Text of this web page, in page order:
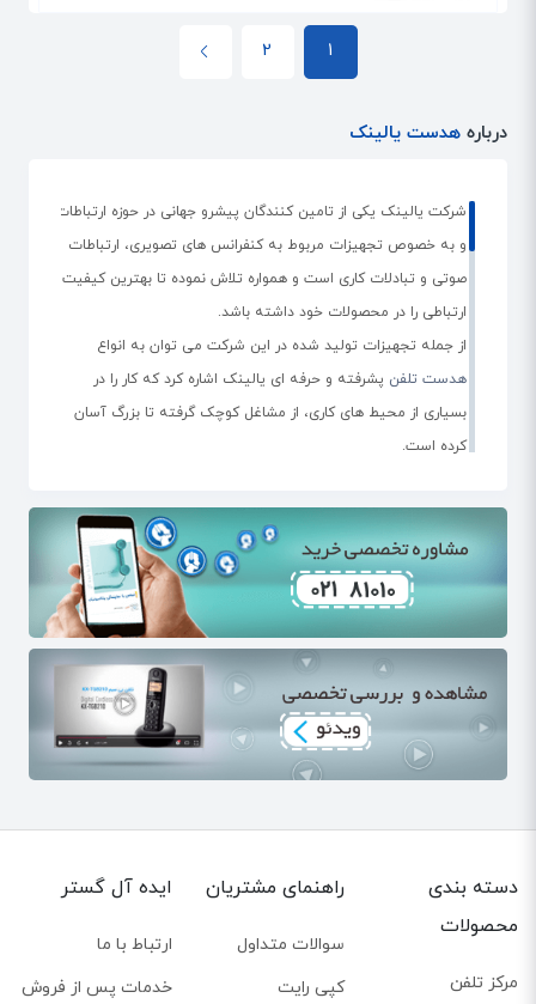
1
2
درباره هدست یالینک
شرکت یالینک یکی از تامین کنندگان پیشرو جهانی در حوزه ارتباطات
و به خصوص تجهیزات مربوط به کنفرانس های تصویری، ارتباطات
صوتی و تبادلات کاری است و همواره تلاش نموده تا بهترین کیفیت
ارتباطی را در محصولات خود داشته باشد.
از جمله تجهیزات تولید شده در این شرکت می توان به انواع
هدست تلفن پشرفته و حرفه ای یالینک اشاره کرد که کار را در
بسیاری از محیط های کاری، از مشاغل کوچک گرفته تا بزرگ آسان
کرده است.
هدست های یالینک در انواع مختلف به صورت باسیم و بی سیم
طراحی شده و به شما این امکان را می دهد تا بر اساس نیاز خود
بهترین انتخاب را داشته باشید. از جمله مدل های هدست یالینک
می توان به مدل های بلوتوثی بیسیم، هدست های بیسیم دکت و
هدست های باسیم اشاره کرد.
ویژگی های هدست یالینک
هدست های یالینک طوری طراحی شده اند که برای مکان های
صدای HD در این هدست ها باعث می شود تا از تماسی شفاف و
را از بین می برد و کلام شما به راحتی و درست به مخاطب منتقل
می کند.
دسته بندی
محصولات
مرکز تلفن
راهنمای مشتریان
سوالات متداول
کپی رایت
ایده آل گستر
ارتباط با ما
خدمات پس از فروش